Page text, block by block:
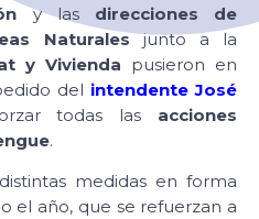
y las direcciones de
Naturalesjunto a la
y Vivienda pusieron en
del intendente José
todas las acciones
.
medidas en forma
el año, que se refuerzan a